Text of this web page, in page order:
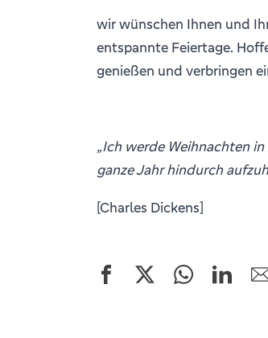
wir wünschen Ihnen und
entspannte Feiertage.
genießen und verbringen
„Ich werde Weihnachten
ganze Jahr hindurch
[Charles Dickens]